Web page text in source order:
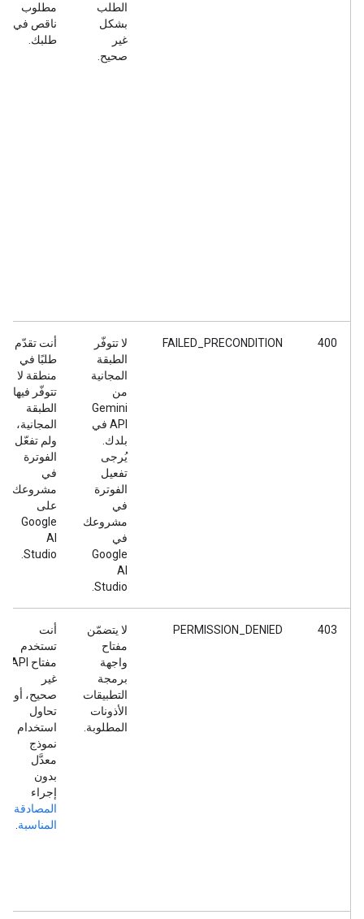
الطلب
بشكل
غير
صحيح.
مطلوب
ناقص في
طلبك.
400
FAILED_PRECONDITION
لا تتوفّر
الطبقة
المجانية
من
Gemini
API في
بلدك.
يُرجى
تفعيل
الفوترة
في
مشروعك
في
Google
AI
Studio.
أنت تقدّم
طلبًا في
منطقة لا
تتوفّر فيها
الطبقة
المجانية،
ولم تفعّل
الفوترة
في
مشروعك
على
Google
AI
Studio.
403
PERMISSION_DENIED
لا يتضمّن
مفتاح
واجهة
برمجة
التطبيقات
الأذونات
المطلوبة.
أنت
تستخدم
مفتاح API
غير
صحيح، أو
تحاول
استخدام
نموذج
معدَّل
بدون
إجراء
المصادقة
المناسبة